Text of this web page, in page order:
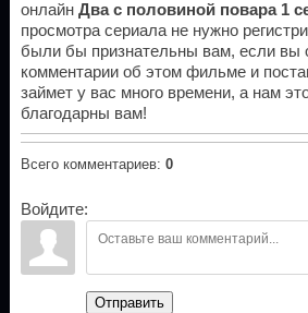
онлайн Два с половиной повара 1
просмотра сериала не нужно
были бы признательны вам, если вы
комментарии об этом фильме и
займет у вас много времени, а нам
благодарны вам!
Всего комментариев: 0
Войдите:
Отправить